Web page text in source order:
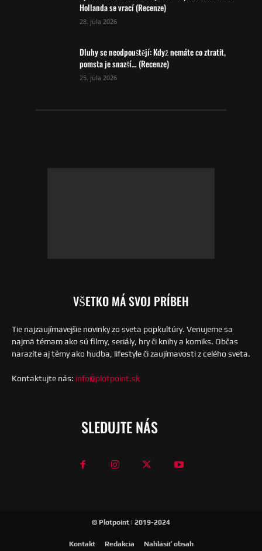
Hollanda se vrací (Recenze)
28. júla 2026
Dluhy se neodpouštějí: Když nemáte co ztratit,
pomsta je snazší… (Recenze)
25. júla 2026
VŠETKO MÁ SVOJ PRÍBEH
Tie najzaujímavejšie novinky zo sveta popkultúry. Venujeme sa
najmä témam ako sú filmy, seriály, hry či knihy a komiks. Občas
narazíte aj témy ako hudba, lifestyle či zaujímavosti z celého sveta.
Kontaktujte nás: info@plotpoint.sk
SLEDUJTE NÁS
© Plotpoint | 2019-2024
Kontakt Redakcia Nahlásiť obsah